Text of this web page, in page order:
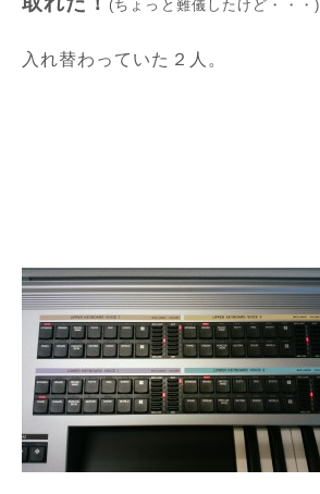
(ちょっと難儀したけど・・・)
入れ替わっていた２人。